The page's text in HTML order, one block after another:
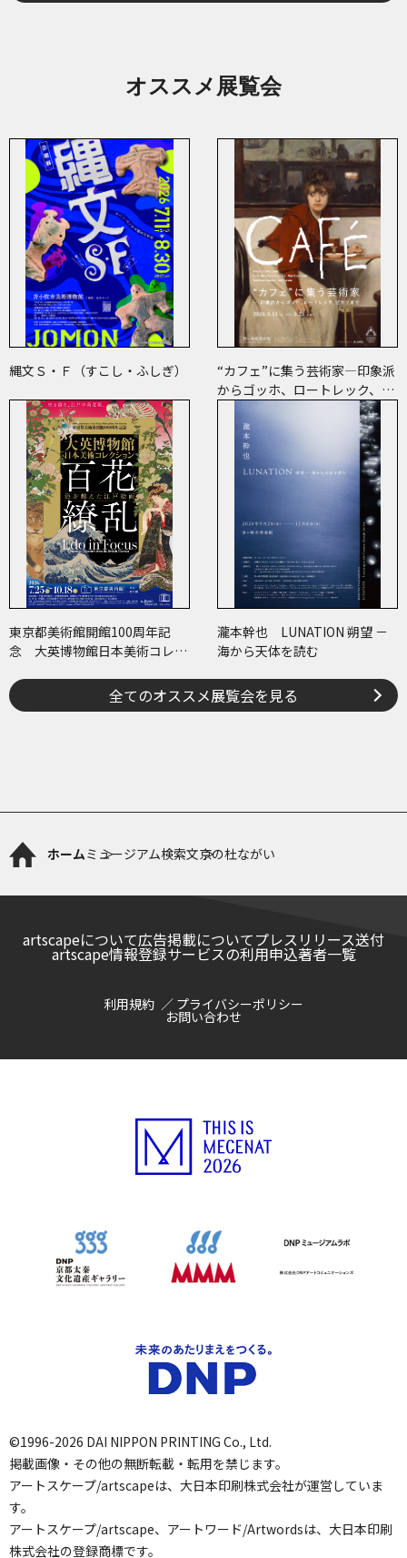
オススメ展覧会
縄文Ｓ・Ｆ（すこし・ふしぎ）
“カフェ”に集う芸術家―印象派
からゴッホ、ロートレック、ピ
カソまで
東京都美術館開館100周年記
念 大英博物館日本美術コレク
江戸絵画
瀧本幹也 LUNATION 朔望 －
海から天体を読む
全てのオススメ展覧会を見る
ホームミュージアム検索文京の杜ながい
artscapeについて広告掲載についてプレスリリース送付
artscape情報登録サービスの利用申込著者一覧
利用規約 プライバシーポリシー
お問い合わせ
©1996-2026 DAI NIPPON PRINTING Co., Ltd.
掲載画像・その他の無断転載・転用を禁じます。
アートスケープ/artscapeは、大日本印刷株式会社が運営していま
す。
アートスケープ/artscape、アートワード/Artwordsは、大日本印刷
株式会社の登録商標です。